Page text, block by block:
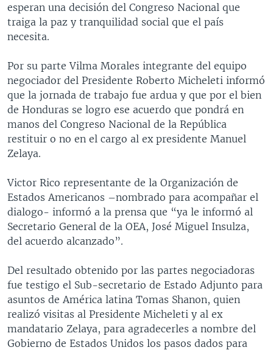
esperan una decisión del Congreso Nacional que
traiga la paz y tranquilidad social que el país
necesita.
Por su parte Vilma Morales integrante del equipo
negociador del Presidente Roberto Micheleti informó
que la jornada de trabajo fue ardua y que por el bien
de Honduras se logro ese acuerdo que pondrá en
manos del Congreso Nacional de la República
restituir o no en el cargo al ex presidente Manuel
Zelaya.
Victor Rico representante de la Organización de
Estados Americanos –nombrado para acompañar el
dialogo- informó a la prensa que “ya le informó al
Secretario General de la OEA, José Miguel Insulza,
del acuerdo alcanzado”.
Del resultado obtenido por las partes negociadoras
fue testigo el Sub-secretario de Estado Adjunto para
asuntos de América latina Tomas Shanon, quien
realizó visitas al Presidente Micheleti y al ex
mandatario Zelaya, para agradecerles a nombre del
Gobierno de Estados Unidos los pasos dados para